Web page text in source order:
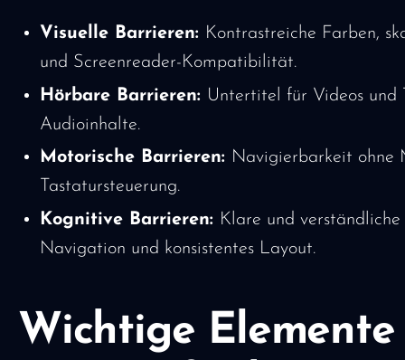
Visuelle Barrieren: Kontrastreiche Farben,
und Screenreader-Kompatibilität.
Hörbare Barrieren: Untertitel für Videos und
Audioinhalte.
Motorische Barrieren: Navigierbarkeit ohne
Tastatursteuerung.
Kognitive Barrieren: Klare und
Navigation und konsistentes Layout.
Wichtige